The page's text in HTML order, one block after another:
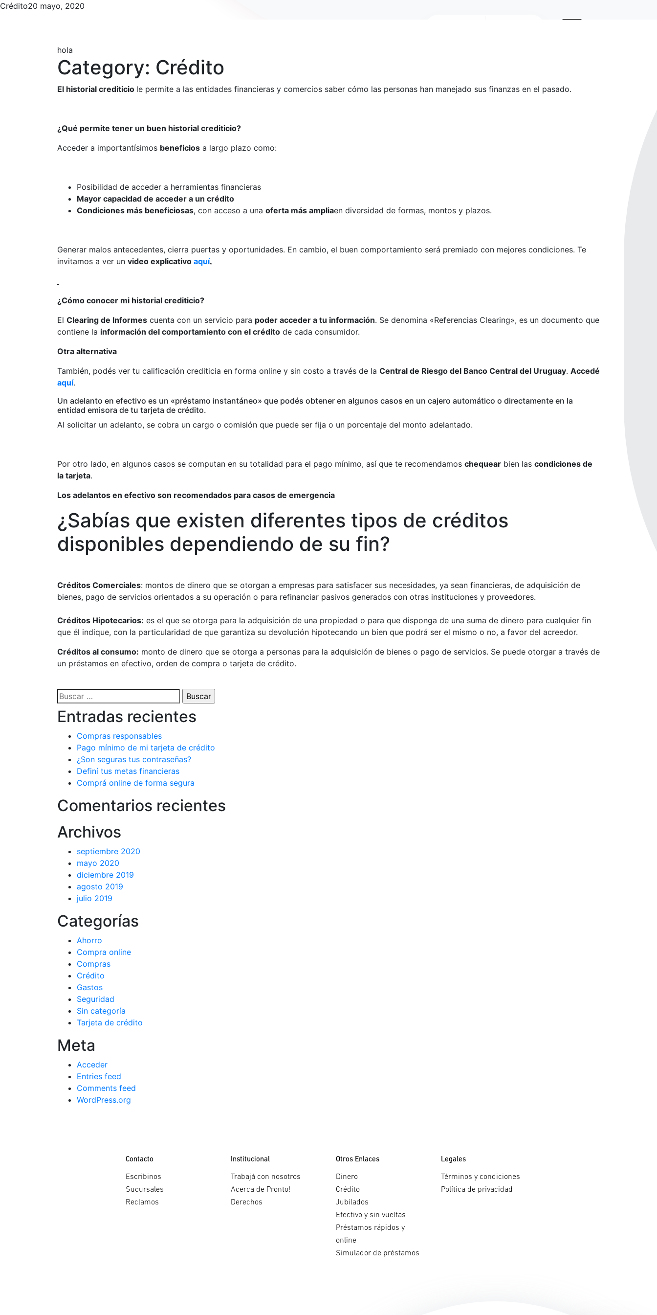
Crédito20 mayo, 2020
hola
Category: Crédito
El historial crediticio le permite a las entidades financieras y comercios saber cómo las personas han manejado sus finanzas en el pasado.
¿Qué permite tener un buen historial crediticio?
Acceder a importantísimos beneficios a largo plazo como:
Posibilidad de acceder a herramientas financieras
Mayor capacidad de acceder a un crédito
Condiciones más beneficiosas, con acceso a una oferta más ampliaen diversidad de formas, montos y plazos.
Generar malos antecedentes, cierra puertas y oportunidades. En cambio, el buen comportamiento será premiado con mejores condiciones. Te
invitamos a ver un video explicativo aquí.
¿Cómo conocer mi historial crediticio?
El Clearing de Informes cuenta con un servicio para poder acceder a tu información. Se denomina «Referencias Clearing», es un documento que
contiene la información del comportamiento con el crédito de cada consumidor.
Otra alternativa
También, podés ver tu calificación crediticia en forma online y sin costo a través de la Central de Riesgo del Banco Central del Uruguay. Accedé
aquí.
Un adelanto en efectivo es un «préstamo instantáneo» que podés obtener en algunos casos en un cajero automático o directamente en la
entidad emisora de tu tarjeta de crédito.
Al solicitar un adelanto, se cobra un cargo o comisión que puede ser fija o un porcentaje del monto adelantado.
Por otro lado, en algunos casos se computan en su totalidad para el pago mínimo, así que te recomendamos chequear bien las condiciones de
la tarjeta.
Los adelantos en efectivo son recomendados para casos de emergencia
¿Sabías que existen diferentes tipos de créditos
disponibles dependiendo de su fin?
Créditos Comerciales: montos de dinero que se otorgan a empresas para satisfacer sus necesidades, ya sean financieras, de adquisición de
bienes, pago de servicios orientados a su operación o para refinanciar pasivos generados con otras instituciones y proveedores.
Créditos Hipotecarios: es el que se otorga para la adquisición de una propiedad o para que disponga de una suma de dinero para cualquier fin
que él indique, con la particularidad de que garantiza su devolución hipotecando un bien que podrá ser el mismo o no, a favor del acreedor.
Créditos al consumo: monto de dinero que se otorga a personas para la adquisición de bienes o pago de servicios. Se puede otorgar a través de
un préstamos en efectivo, orden de compra o tarjeta de crédito.
Buscar:
Entradas recientes
Compras responsables
Pago mínimo de mi tarjeta de crédito
¿Son seguras tus contraseñas?
Definí tus metas financieras
Comprá online de forma segura
Comentarios recientes
Archivos
septiembre 2020
mayo 2020
diciembre 2019
agosto 2019
julio 2019
Categorías
Ahorro
Compra online
Compras
Crédito
Gastos
Seguridad
Sin categoría
Tarjeta de crédito
Meta
Acceder
Entries feed
Comments feed
WordPress.org
Contacto
Escribinos
Sucursales
Reclamos
Institucional
Trabajá con nosotros
Acerca de Pronto!
Derechos
Otros Enlaces
Dinero
Crédito
Jubilados
Efectivo y sin vueltas
Préstamos rápidos y
online
Simulador de préstamos
Legales
Términos y condiciones
Política de privacidad